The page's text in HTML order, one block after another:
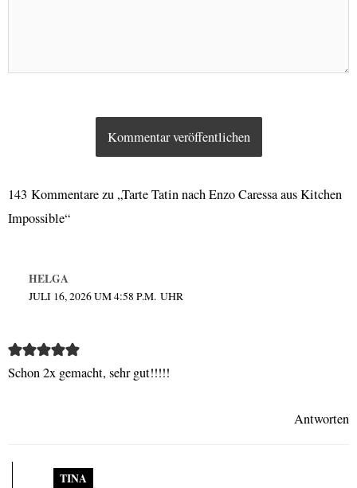
143 Kommentare zu „Tarte Tatin nach Enzo Caressa aus Kitchen
Impossible“
HELGA
JULI 16, 2026 UM 4:58 P.M. UHR
Schon 2x gemacht, sehr gut!!!!!
Antworten
TINA